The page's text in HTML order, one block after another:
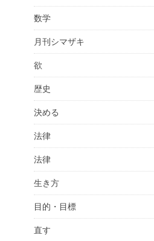
数学
月刊シマザキ
欲
歴史
決める
法律
法律
生き方
目的・目標
直す